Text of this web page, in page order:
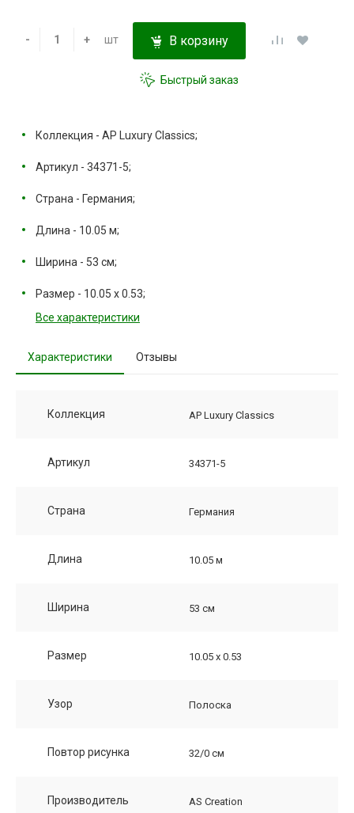
- + шт В корзину
Быстрый заказ
Коллекция - AP Luxury Classics;
Артикул - 34371-5;
Страна - Германия;
Длина - 10.05 м;
Ширина - 53 см;
Размер - 10.05 х 0.53;
Все характеристики
Характеристики Отзывы
Коллекция AP Luxury Classics
Артикул 34371-5
Страна Германия
Длина 10.05 м
Ширина 53 см
Размер 10.05 х 0.53
Узор Полоска
Повтор рисунка 32/0 см
Производитель AS Creation